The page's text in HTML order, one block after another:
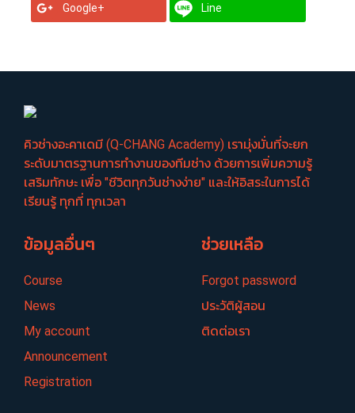
Google+ Line
คิวช่างอะคาเดมี (Q-CHANG Academy) เรามุ่งมั่นที่จะยก
ระดับมาตรฐานการทำงานของทีมช่าง ด้วยการเพิ่มความรู้
เสริมทักษะ เพื่อ "ชีวิตทุกวันช่างง่าย" และให้อิสระในการได้
เรียนรู้ ทุกที่ ทุกเวลา
ข้อมูลอื่นๆ
Course
News
My account
Announcement
Registration
ช่วยเหลือ
Forgot password
ประวัติผู้สอน
ติดต่อเรา